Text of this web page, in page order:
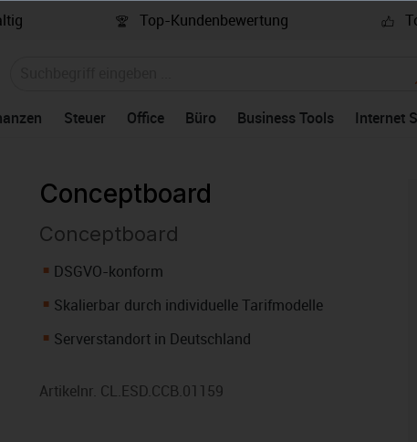
Top-Kundenbewertung
Steuer Office Büro Business Tools Internet
Conceptboard
Conceptboard
DSGVO-konform
Skalierbar durch individuelle Tarifmodelle
Serverstandort in Deutschland
Artikelnr. CL.ESD.CCB.01159